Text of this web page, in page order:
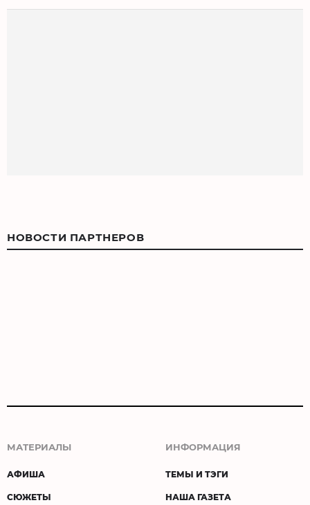
НОВОСТИ ПАРТНЕРОВ
МАТЕРИАЛЫ
АФИША
СЮЖЕТЫ
ИНФОРМАЦИЯ
ТЕМЫ И ТЭГИ
НАША ГАЗЕТА